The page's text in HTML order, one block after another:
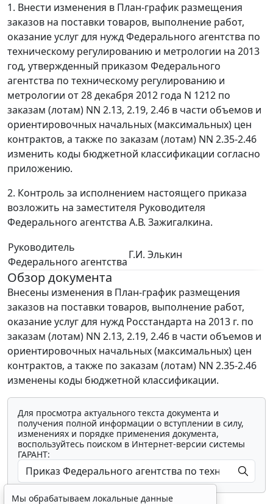
1. Внести изменения в План-график размещения
заказов на поставки товаров, выполнение работ,
оказание услуг для нужд Федерального агентства по
техническому регулированию и метрологии на 2013
год, утвержденный приказом Федерального
агентства по техническому регулированию и
метрологии от 28 декабря 2012 года N 1212 по
заказам (лотам) NN 2.13, 2.19, 2.46 в части объемов и
ориентировочных начальных (максимальных) цен
контрактов, а также по заказам (лотам) NN 2.35-2.46
изменить коды бюджетной классификации согласно
приложению.
2. Контроль за исполнением настоящего приказа
возложить на заместителя Руководителя
Федерального агентства А.В. Зажигалкина.
Руководитель
Федерального агентства
Г.И. Элькин
Обзор документа
Внесены изменения в План-график размещения
заказов на поставки товаров, выполнение работ,
оказание услуг для нужд Росстандарта на 2013 г. по
заказам (лотам) NN 2.13, 2.19, 2.46 в части объемов и
ориентировочных начальных (максимальных) цен
контрактов, а также по заказам (лотам) NN 2.35-2.46
изменены коды бюджетной классификации.
Для просмотра актуального текста документа и
получения полной информации о вступлении в силу,
изменениях и порядке применения документа,
воспользуйтесь поиском в Интернет-версии системы
ГАРАНТ:
Мы обрабатываем локальные данные